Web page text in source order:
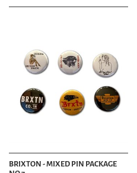
BRIXTON - MIXED PIN PACKAGE